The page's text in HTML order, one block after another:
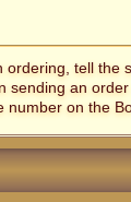
ordering, tell the
sending an
number on the